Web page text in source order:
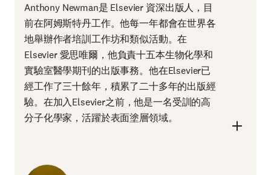
Anthony Newman是 Elsevier 資深出版人，目
前在阿姆斯特丹工作。他每一年都會在世界各
地舉辦作者培訓工作坊和類似活動。在
Elsevier 愛思唯爾，他負責十五本生物化學和
實驗室醫學期刊的出版事務。他在Elsevier已
經工作了三十餘年，積累了二十多年的出版經
驗。在加入Elsevier之前，他是一名受訓的高
分子化學家，活躍於表面塗層領域。